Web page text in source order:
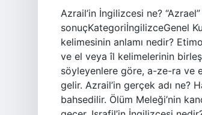
Azrail’in İngilizcesi ne?
sonuçKategoriİngilizceGenel
kelimesinin anlamı nedir?
ve el veya îl kelimelerinin
söyleyenlere göre, a-ze-ra ve
gelir. Azrail’in gerçek adı ne?
bahsedilir. Ölüm Meleği’nin